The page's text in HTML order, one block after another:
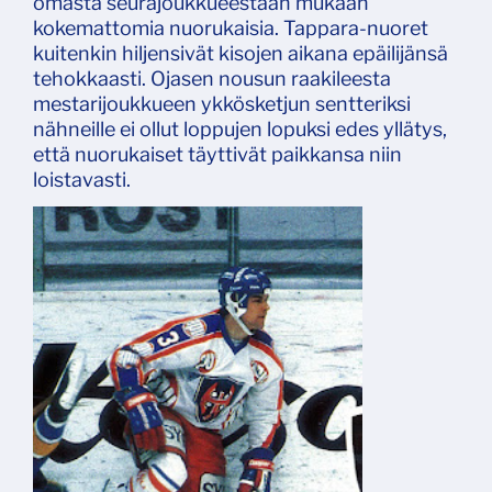
kokemattomia nuorukaisia. Tappara-nuoret
kuitenkin hiljensivät kisojen aikana epäilijänsä
tehokkaasti. Ojasen nousun raakileesta
mestarijoukkueen ykkösketjun sentteriksi
nähneille ei ollut loppujen lopuksi edes yllätys,
että nuorukaiset täyttivät paikkansa niin
loistavasti.